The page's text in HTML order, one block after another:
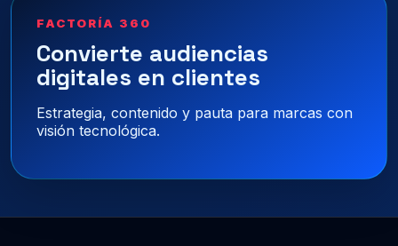
FACTORÍA 360
Convierte audiencias
digitales en clientes
Estrategia, contenido y pauta para marcas con
visión tecnológica.